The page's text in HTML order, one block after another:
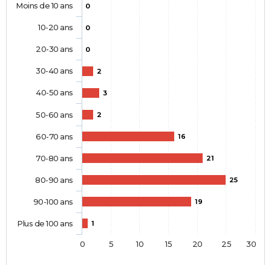
0
0
0
2
3
2
16
21
25
19
1
Moins de 10 ans
10-20 ans
20-30 ans
30-40 ans
40-50 ans
50-60 ans
60-70 ans
70-80 ans
80-90 ans
90-100 ans
Plus de 100 ans
0 5 10 15 20 25 30